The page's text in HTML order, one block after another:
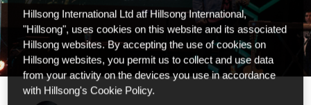
Hillsong International Ltd atf Hillsong International,
"Hillsong", uses cookies on this website and its associated
Hillsong websites. By accepting the use of cookies on
Hillsong websites, you permit us to collect and use data
from your activity on the devices you use in accordance
with Hillsong's Cookie Policy.